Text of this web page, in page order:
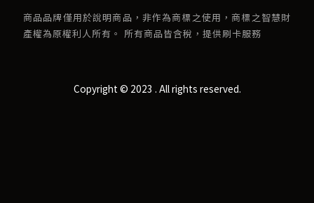
商品品牌僅用於說明商品，非作為商標之使用，商標之智慧財
產權為原權利人所有。 所有商品皆含稅，提供刷卡服務
Copyright © 2023 . All rights reserved.